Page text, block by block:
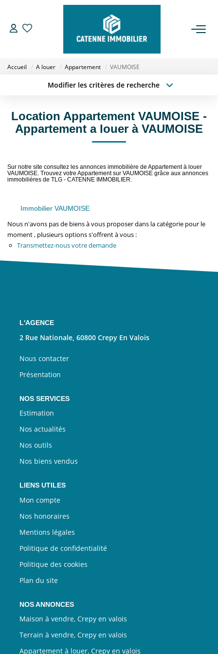
GESTION
NOTRE AGENCE
Notre Équipe
Nous Rejoindre
Accueil A louer Appartement VAUMOISE
Modifier les critères de recherche
Sélectionnez...
Type de bien
Surface min
Créer une alerte
Location Appartement VAUMOISE -
Appartement a louer à VAUMOISE
Sur notre site consultez les annonces immobilière de Appartement à louer
VAUMOISE. Trouvez votre Appartement sur VAUMOISE grâce aux annonces
immobilières de TLG - CATENNE IMMOBILIER.
Immobilier VAUMOISE
Nous n'avons pas de biens à vous proposer dans la catégorie pour le
moment , plusieurs options s'offrent à vous :
Transmettez-nous votre demande
L'AGENCE
2 Rue Nationale, 60800 Crepy En Valois
Nous contacter
Présentation
NOS SERVICES
Estimation
Nos actualités
Nos outils
Nos biens vendus
LIENS UTILES
Mon compte
Nos honoraires
Mentions légales
Politique de confidentialité
Politique des cookies
Plan du site
NOS ANNONCES
Maison à vendre, Crepy en valois
Terrain à vendre, Crepy en valois
Appartement à louer, Crepy en valois